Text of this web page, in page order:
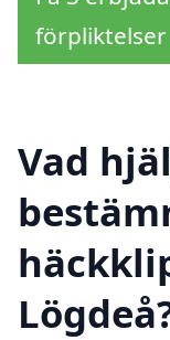
förpliktelser
Vad